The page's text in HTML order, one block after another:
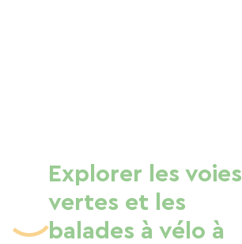
Explorer les voies
vertes et les
balades à vélo à